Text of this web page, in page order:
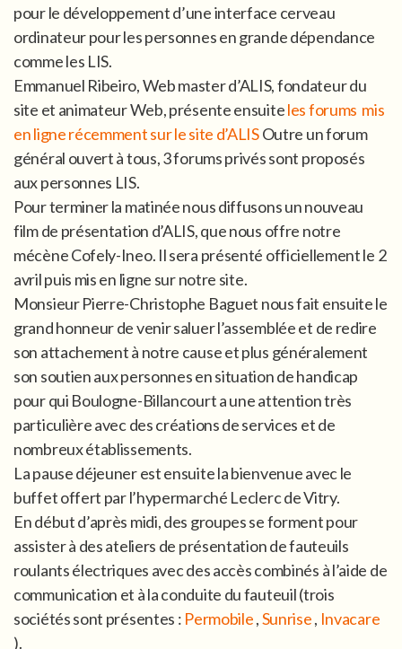
pour le développement d’une interface cerveau
ordinateur pour les personnes en grande dépendance
comme les LIS.
Emmanuel Ribeiro, Web master d’ALIS, fondateur du
site et animateur Web, présente ensuiteles forums mis
en ligne récemment sur le site d’ALISOutre un forum
général ouvert à tous, 3 forums privés sont proposés
aux personnes LIS.
Pour terminer la matinée nous diffusons un nouveau
film de présentation d’ALIS, que nous offre notre
mécène Cofely-Ineo. Il sera présenté officiellement le 2
avril puis mis en ligne sur notre site.
Monsieur Pierre-Christophe Baguet nous fait ensuite le
grand honneur de venir saluer l’assemblée et de redire
son attachement à notre cause et plus généralement
son soutien aux personnes en situation de handicap
pour qui Boulogne-Billancourt a une attention très
particulière avec des créations de services et de
nombreux établissements.
La pause déjeuner est ensuite la bienvenue avec le
buffet offert par l’hypermarché Leclerc de Vitry.
En début d’après midi, des groupes se forment pour
assister à des ateliers de présentation de fauteuils
roulants électriques avec des accès combinés à l’aide de
communication et à la conduite du fauteuil (trois
sociétés sont présentes : Permobile,Sunrise, Invacare
).